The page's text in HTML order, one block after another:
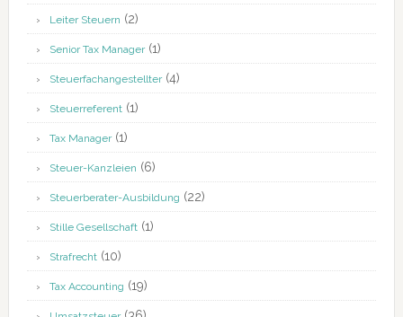
Leiter Steuern (2)
Senior Tax Manager(1)
Steuerfachangestellter(4)
Steuerreferent(1)
Tax Manager(1)
Steuer-Kanzleien (6)
Steuerberater-Ausbildung (22)
Stille Gesellschaft(1)
Strafrecht(10)
Tax Accounting (19)